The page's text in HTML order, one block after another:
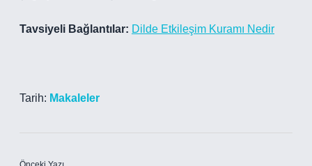
Tavsiyeli Bağlantılar: Dilde Etkileşim Kuramı Nedir
Tarih: Makaleler